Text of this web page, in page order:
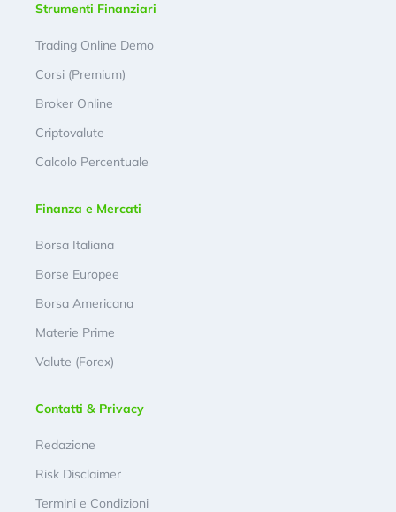
Strumenti Finanziari
Trading Online Demo
Corsi (Premium)
Broker Online
Criptovalute
Calcolo Percentuale
Finanza e Mercati
Borsa Italiana
Borse Europee
Borsa Americana
Materie Prime
Valute (Forex)
Contatti & Privacy
Redazione
Risk Disclaimer
Termini e Condizioni